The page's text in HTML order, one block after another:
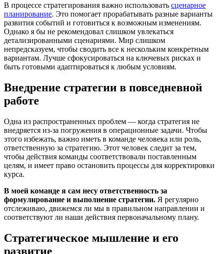
В процессе стратегирования важно использовать сценарное
планирование. Это помогает прорабатывать разные варианты
развития событий и готовиться к возможным изменениям.
Однако я бы не рекомендовал слишком увлекаться
детализированными сценариями. Мир слишком
непредсказуем, чтобы сводить все к нескольким конкретным
вариантам. Лучше сфокусироваться на ключевых рисках и
быть готовыми адаптироваться к любым условиям.
Внедрение стратегии в повседневной
работе
Одна из распространенных проблем — когда стратегия не
внедряется из-за погружения в операционные задачи. Чтобы
этого избежать, важно иметь в команде человека или роль,
ответственную за стратегию. Этот человек следит за тем,
чтобы действия команды соответствовали поставленным
целям, и имеет право остановить процессы для корректировки
курса.
В моей команде я сам несу ответственность за
формулирование и выполнение стратегии. Я регулярно
отслеживаю, движемся ли мы в правильном направлении и
соответствуют ли наши действия первоначальному плану.
Стратегическое мышление и его
развитие